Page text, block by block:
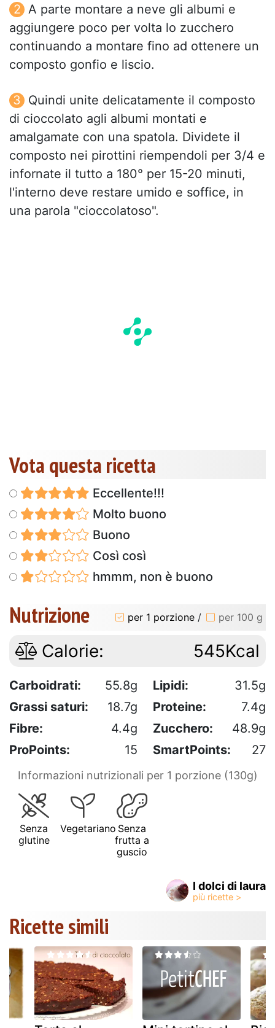
A parte montare a neve gli albumi e
aggiungere poco per volta lo zucchero
continuando a montare fino ad ottenere un
composto gonfio e liscio.
Quindi unite delicatamente il composto
di cioccolato agli albumi montati e
amalgamate con una spatola. Dividete il
composto nei pirottini riempendoli per 3/4 e
infornate il tutto a 180° per 15-20 minuti,
l'interno deve restare umido e soffice, in
una parola "cioccolatoso".
Vota questa ricetta
Eccellente!!!
Molto buono
Buono
Così così
hmmm, non è buono
Nutrizione per 1 porzione / per 100 g
Calorie: 545Kcal
Carboidrati: 55.8g Lipidi:
31.5g
Grassi saturi:
18.7g Proteine:
7.4g
Fibre:
4.4g Zucchero:
48.9g
ProPoints:
15 SmartPoints: 27
Informazioni nutrizionali per 1 porzione (130g)
Senza
glutine
Vegetariano Senza
frutta a
guscio
I dolci di laura
Ricette simili